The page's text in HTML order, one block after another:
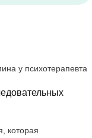
которая